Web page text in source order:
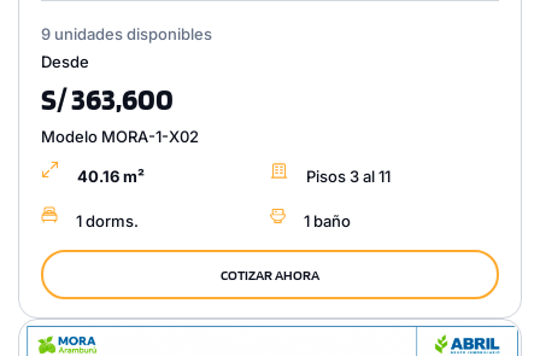
9 unidades disponibles
Desde
S/ 363,600
Modelo MORA-1-X02
40.16 m² Pisos 3 al 11
1 dorms. 1 baño
COTIZAR AHORA